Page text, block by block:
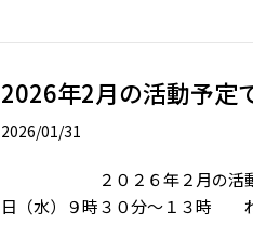
2026年2月の活動予定
2026/01/31
２０２６年２月の活
日（水）９時３０分～１３時